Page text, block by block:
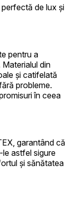
de lux și
pentru a
din
și catifelată
probleme.
în ceea
garantând că
astfel sigure
și sănătatea